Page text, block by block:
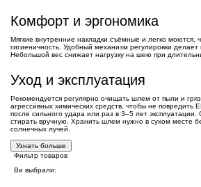
Комфорт и эргономика
Мягкие внутренние накладки съёмные и легко моются,
гигиеничность. Удобный механизм регулировки делает
Небольшой вес снижает нагрузку на шею при
Уход и эксплуатация
Рекомендуется регулярно очищать шлем от пыли и
агрессивных химических средств, чтобы не повредить
после сильного удара или раз в 3–5 лет
стирать вручную. Хранить шлем нужно в сухом месте
солнечных лучей.
Узнать больше
Фильтр товаров
Ви выбрали: